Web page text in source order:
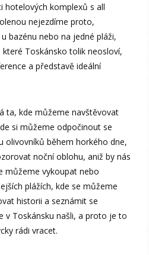
hotelových komplexů s all
nejezdíme proto,
bazénu nebo na jedné pláži,
Toskánsko tolik neosloví,
a představě ideální
ta, kde můžeme navštěvovat
si můžeme odpočinout se
olivovníků během horkého dne,
noční oblohu, aniž by nás
můžeme vykoupat nebo
plážích, kde se můžeme
historii a seznámit se
v Toskánsku našli, a proto je to
rádi vracet.